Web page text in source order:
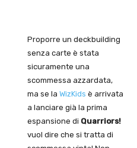
Proporre un deckbuilding
senza carte è stata
sicuramente una
scommessa azzardata,
ma se la WizKids è arrivata
a lanciare già la prima
espansione di Quarriors!
vuol dire che si tratta di